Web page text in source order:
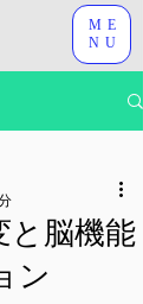
ME
NU
と脳機能
ン